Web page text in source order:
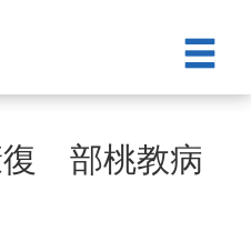
復 部桃教病